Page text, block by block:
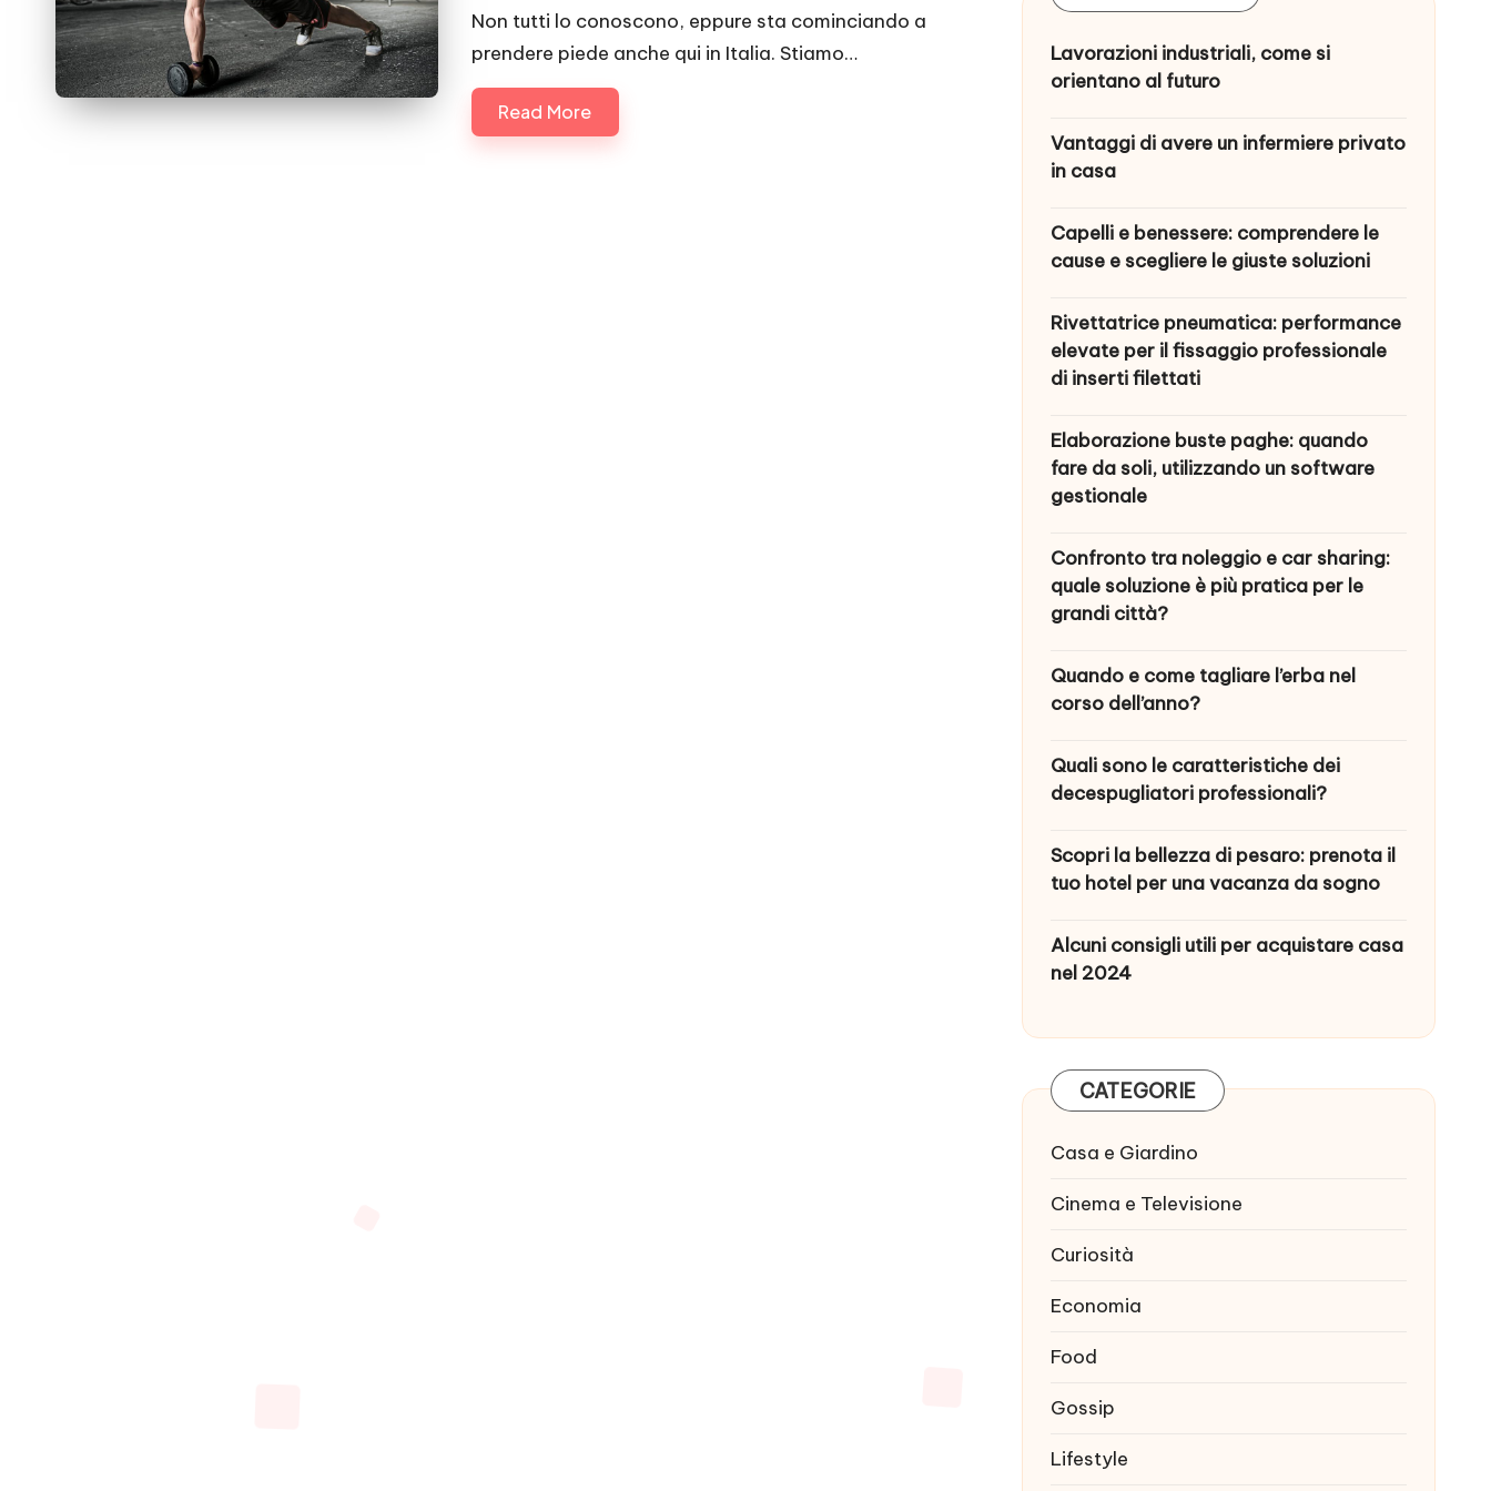
by
Non tutti lo conoscono, eppure sta cominciando a
prendere piede anche qui in Italia. Stiamo…
Read More
Lavorazioni industriali, come si
orientano al futuro
Vantaggi di avere un infermiere privato
in casa
Capelli e benessere: comprendere le
cause e scegliere le giuste soluzioni
Rivettatrice pneumatica: performance
elevate per il fissaggio professionale
di inserti filettati
Elaborazione buste paghe: quando
fare da soli, utilizzando un software
gestionale
Confronto tra noleggio e car sharing:
quale soluzione è più pratica per le
grandi città?
Quando e come tagliare l’erba nel
corso dell’anno?
Quali sono le caratteristiche dei
decespugliatori professionali?
Scopri la bellezza di pesaro: prenota il
tuo hotel per una vacanza da sogno
Alcuni consigli utili per acquistare casa
nel 2024
CATEGORIE
Casa e Giardino
Cinema e Televisione
Curiosità
Economia
Food
Gossip
Lifestyle